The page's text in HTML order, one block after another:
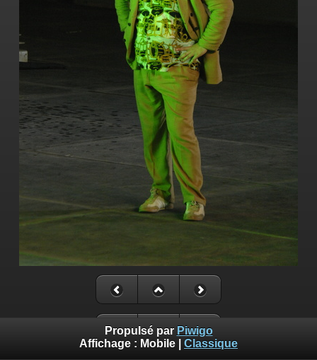
Propulsé par Piwigo
Affichage : Mobile Classique